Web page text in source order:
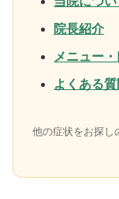
院長紹介
メニュー・
よくある質
他の症状をお探し